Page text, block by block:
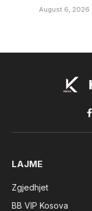
August 6, 2026
LAJME
Zgjedhjet
BB VIP Kosova